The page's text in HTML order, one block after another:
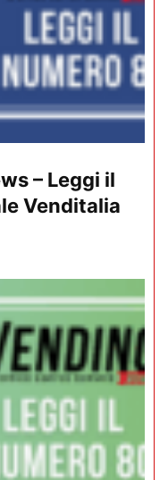
– Leggi il
Venditalia